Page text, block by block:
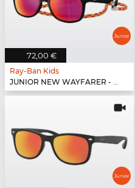
72,00 €
Ray-Ban Kids
JUNIOR NEW WAYFARER - 70286Q